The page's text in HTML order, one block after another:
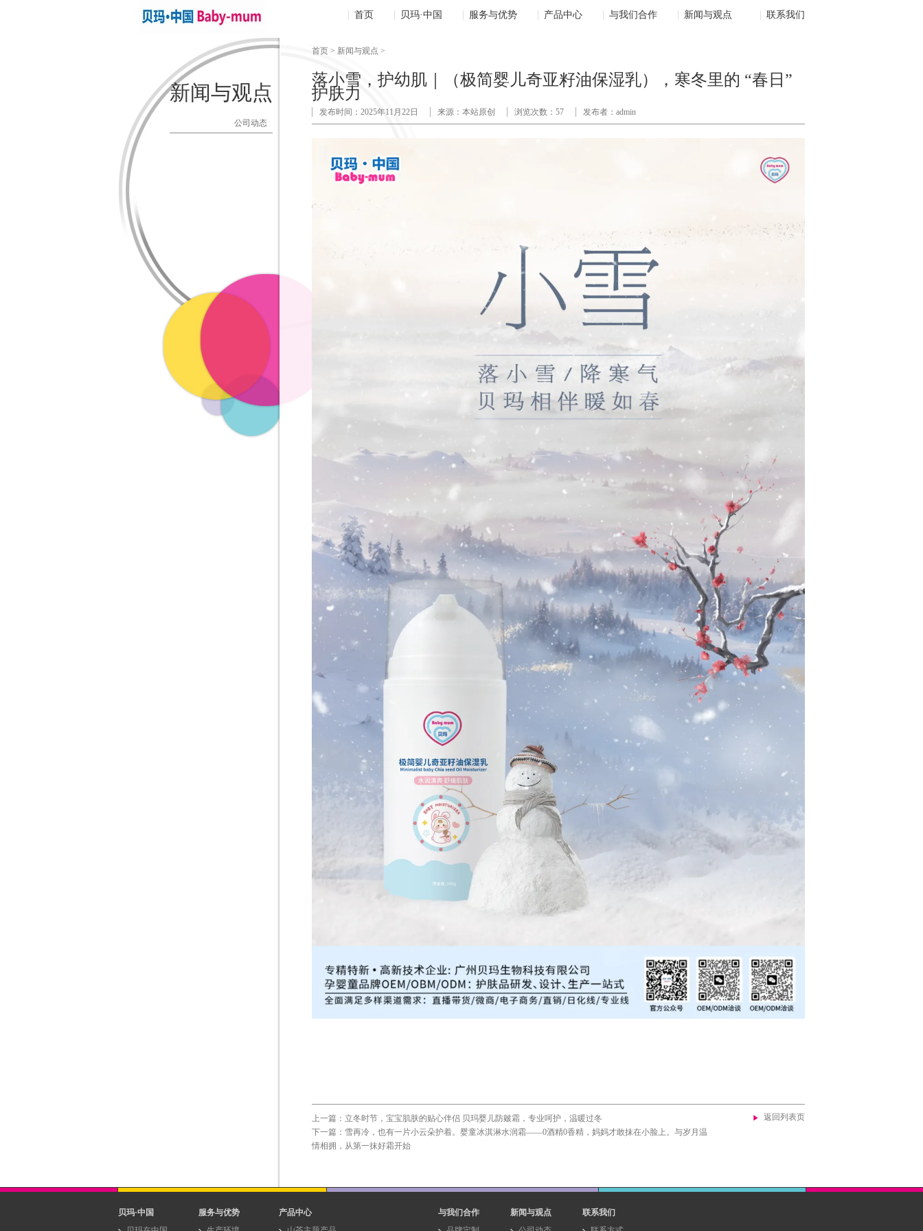
首页 贝玛·中国 服务与优势 产品中心 与我们合作 新闻与观点 联系我们
新闻与观点
公司动态
首页 > 新闻与观点 >
落小雪，护幼肌｜（极简婴儿奇亚籽油保湿乳），寒冬里的 “春日”
护肤力
发布时间：2025年11月22日 来源：本站原创 浏览次数： 57 发布者：admin
上一篇： 立冬时节，宝宝肌肤的贴心伴侣 贝玛婴儿防皴霜，专业呵护，温暖过冬
返回列表页
下一篇： 雪再冷，也有一片小云朵护着。婴童冰淇淋水润霜——0酒精0香精，妈妈才敢抹在小脸上。与岁月温
情相拥，从第一抹好霜开始
贝玛·中国
服务与优势
产品中心
与我们合作
新闻与观点
联系我们